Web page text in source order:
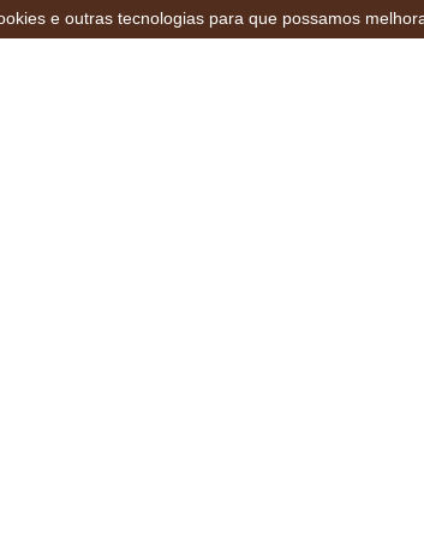
e outras tecnologias para que possamos